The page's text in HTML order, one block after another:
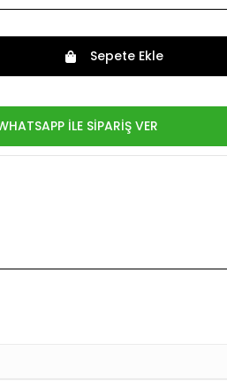
Sepete Ekle
İLE SİPARİŞ VER